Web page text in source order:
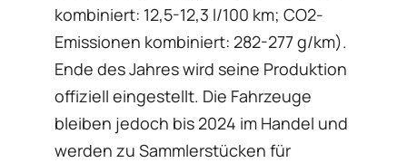
kombiniert: 12,5-12,3 l/100 km; CO2-
Emissionen kombiniert: 282-277 g/km).
Ende des Jahres wird seine Produktion
offiziell eingestellt. Die Fahrzeuge
bleiben jedoch bis 2024 im Handel und
werden zu Sammlerstücken für